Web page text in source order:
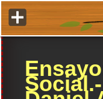
al
contenido